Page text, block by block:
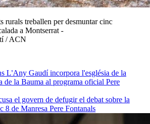
rurals treballen per desmuntar cinc
a Montserrat -
/ ACN
L'Any Gaudí incorpora l'església de la
de la Bauma al programa oficial Pere
el govern de defugir el debat sobre la
8 de Manresa Pere Fontanals